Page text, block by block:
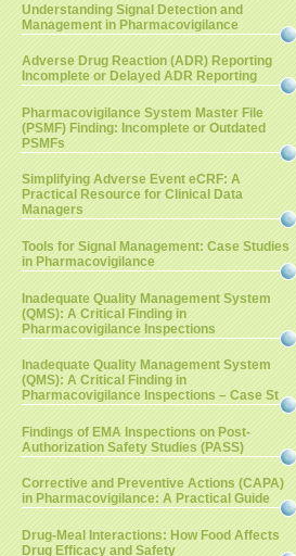
Understanding Signal Detection and
Management in Pharmacovigilance
Adverse Drug Reaction (ADR) Reporting
Incomplete or Delayed ADR Reporting
Pharmacovigilance System Master File
(PSMF) Finding: Incomplete or Outdated
PSMFs
Simplifying Adverse Event eCRF: A
Practical Resource for Clinical Data
Managers
Tools for Signal Management: Case Studies
in Pharmacovigilance
Inadequate Quality Management System
(QMS): A Critical Finding in
Pharmacovigilance Inspections
Inadequate Quality Management System
(QMS): A Critical Finding in
Pharmacovigilance Inspections – Case St
Findings of EMA Inspections on Post-
Authorization Safety Studies (PASS)
Corrective and Preventive Actions (CAPA)
in Pharmacovigilance: A Practical Guide
Drug-Meal Interactions: How Food Affects
Drug Efficacy and Safety